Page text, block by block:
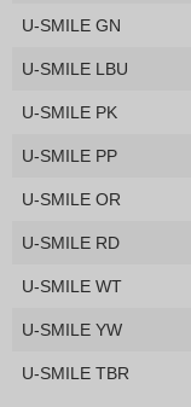
U-SMILE GN
U-SMILE LBU
U-SMILE PK
U-SMILE PP
U-SMILE OR
U-SMILE RD
U-SMILE WT
U-SMILE YW
U-SMILE TBR